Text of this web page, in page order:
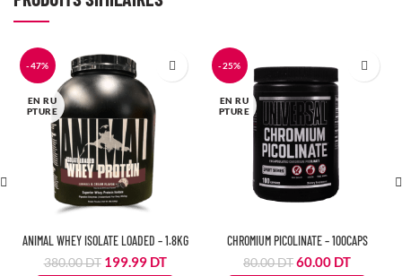
-47%
EN RU
PTURE
ANIMAL WHEY ISOLATE LOADED – 1.8KG
380.00DT Le
199.99DTLe
-25%
EN RU
PTURE
CHROMIUM PICOLINATE – 100CAPS
80.00DTLe
60.00 DTLe